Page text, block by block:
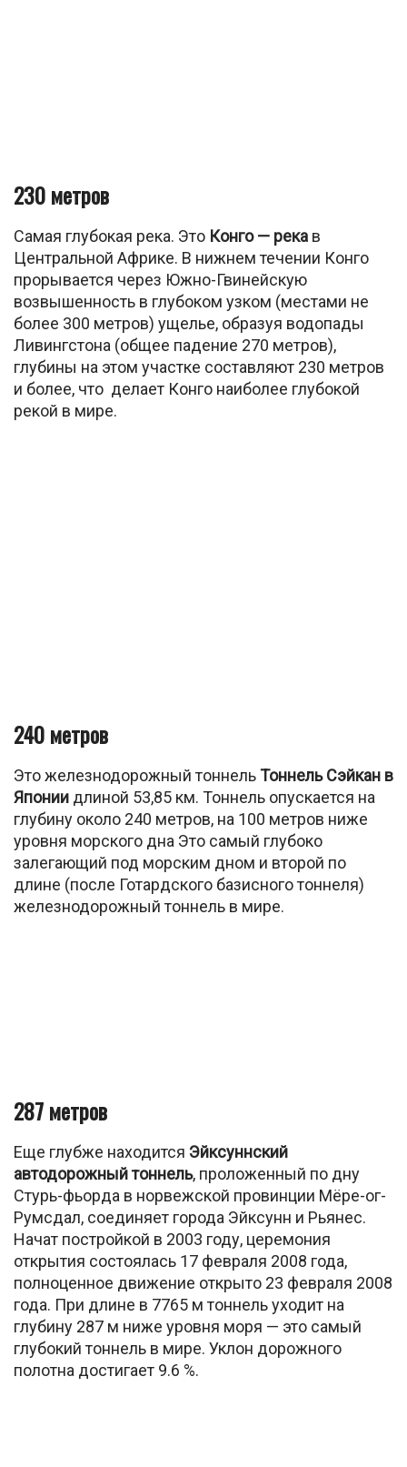
230 метров
Самая глубокая река. Это Конго — река в
Центральной Африке. В нижнем течении Конго
прорывается через Южно-Гвинейскую
возвышенность в глубоком узком (местами не
более 300 метров) ущелье, образуя водопады
Ливингстона (общее падение 270 метров),
глубины на этом участке составляют 230 метров
и более, что делает Конго наиболее глубокой
рекой в мире.
240 метров
Это железнодорожный тоннельТоннель Сэйкан в
Японии длиной 53,85 км. Тоннель опускается на
глубину около 240 метров, на 100 метров ниже
уровня морского дна Это самый глубоко
залегающий под морским дном и второй по
длине (после Готардского базисного тоннеля)
железнодорожный тоннель в мире.
287 метров
Еще глубже находится Эйксуннский
автодорожный тоннель, проложенный по дну
Стурь-фьорда в норвежской провинции Мёре-ог-
Румсдал, соединяет города Эйксунн и Рьянес.
Начат постройкой в 2003 году, церемония
открытия состоялась 17 февраля 2008 года,
полноценное движение открыто 23 февраля 2008
года. При длине в 7765 м тоннель уходит на
глубину 287 м ниже уровня моря — это самый
глубокий тоннель в мире. Уклон дорожного
полотна достигает 9.6 %.